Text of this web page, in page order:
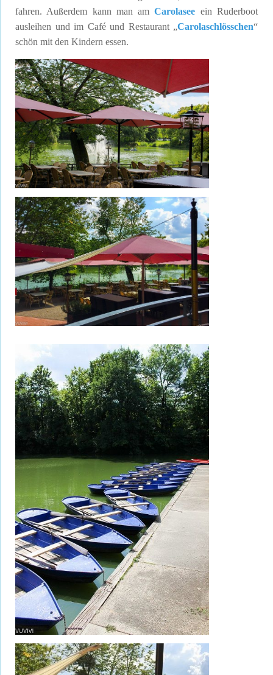
fahren. Außerdem kann man amCarolasee ein Ruderboot
ausleihen und im Café und Restaurant „Carolaschlösschen“
schön mit den Kindern essen.